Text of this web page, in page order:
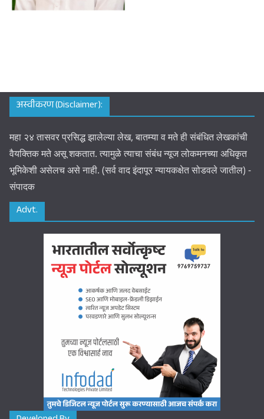
अस्वीकरण (Disclaimer):
महा २४ तासवर प्रसिद्ध झालेल्या लेख, बातम्या व मते ही संबंधित लेखकांची
वैयक्तिक मते असू शकतात. त्यामुळे त्याचा संबंध न्यूज लोकमनच्या अधिकृत
भूमिकेशी असेलच असे नाही. (सर्व वाद इंदापूर न्यायकक्षेत सोडवले जातील) -
संपादक
Advt.